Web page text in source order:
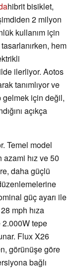
hibrit bisiklet,
2 milyon
kullanım için
hem
ilerliyor. Aotos
tanımlıyor ve
için değil,
açıkça
Temel model
azami hız ve 50
daha güçlü
güç ayarı ile
mph hıza
2.000W tepe
Flux X26
görünüşe göre
bağlı